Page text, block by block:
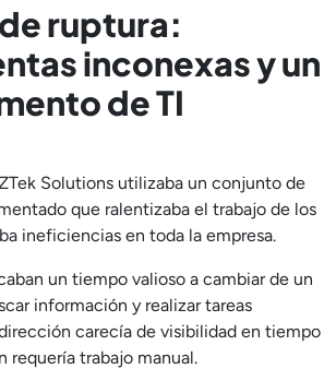
ruptura:
inconexas y un
de TI
Solutions utilizaba un conjunto de
que ralentizaba el trabajo de los
ineficiencias en toda la empresa.
un tiempo valioso a cambiar de un
información y realizar tareas
carecía de visibilidad en tiempo
requería trabajo manual.